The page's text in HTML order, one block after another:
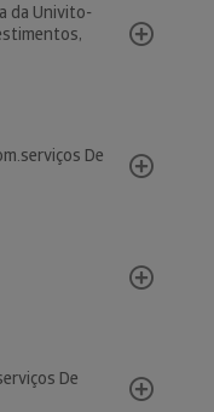
da Univito-
De
De